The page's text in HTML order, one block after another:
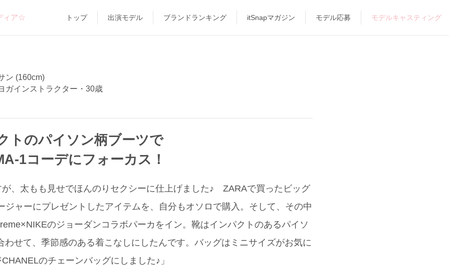
ィア☆ トップ 出演モデル ブランドランキング itSnapマガジン モデル応募 モデルキャスティング
ン (160cm)
ガインストラクター・30歳
トのパイソン柄ブーツで
1コーデにフォーカス！
、太もも見せでほんのりセクシーに仕上げました♪ ZARAで買ったビッグ
ジャーにプレゼントしたアイテムを、自分もオソロで購入。そして、その中
のジョーダンコラボパーカをイン。靴はインパクトのあるパイソ
わせて、季節感のある着こなしにしたんです。バッグはミニサイズがお気に
のチェーンバッグにしました♪」